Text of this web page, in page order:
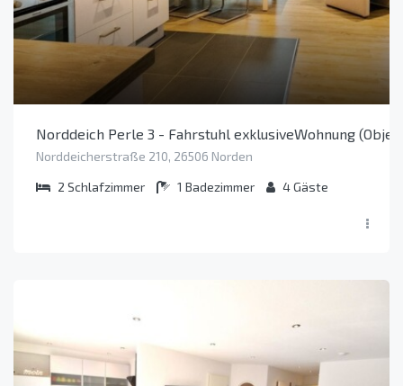
Norddeich Perle 3 - Fahrstuhl exklusiveWohnung
Norddeicherstraße 210, 26506 Norden
2 Schlafzimmer 1 Badezimmer 4Gäste